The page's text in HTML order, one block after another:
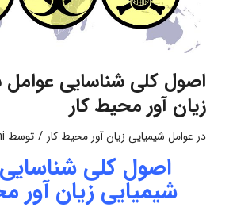
اصول کلی شناسایی عوامل
زیان آور محیط کار
در عوامل شیمیایی زیان آور محیط کار / توسط
اصول کلی
شیمیایی زیان آور